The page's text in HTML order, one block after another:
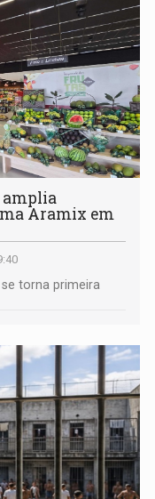
amplia
Aramix em
torna primeira